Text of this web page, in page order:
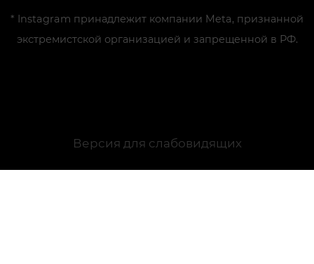
* Instagram принадлежит компании Meta, признанной
экстремистской организацией и запрещенной в РФ.
Версия для слабовидящих